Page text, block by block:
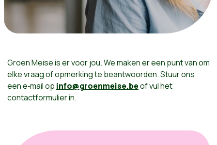
Groen Meise is er voor jou. We maken er een punt van om
elke vraag of opmerking te beantwoorden. Stuur ons
een e‑mail op info@groenmeise.beof vul het
contactformulier in.